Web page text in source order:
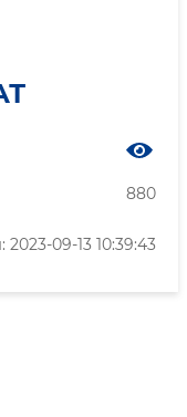
880
09-13 10:39:43